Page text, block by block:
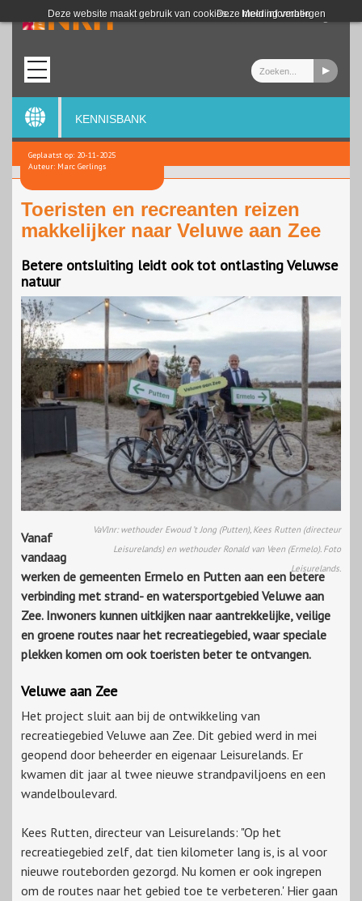
Deze website maakt gebruik van cookies. Meer informatie
Deze melding verbergen
Login
KENNISBANK
Geplaatst op: 20-11-2025
Auteur: Marc Gerlings
Toeristen en recreanten reizen
makkelijker naar Veluwe aan Zee
Betere ontsluiting leidt ook tot ontlasting Veluwse
natuur
VaVlnr: wethouder Ewoud ’t Jong (Putten), Kees Rutten (directeur
Leisurelands) en wethouder Ronald van Veen (Ermelo). Foto
Leisurelands.
Vanaf
vandaag
werken de gemeenten Ermelo en Putten aan een betere
verbinding met strand- en watersportgebied Veluwe aan
Zee. Inwoners kunnen uitkijken naar aantrekkelijke, veilige
en groene routes naar het recreatiegebied, waar speciale
plekken komen om ook toeristen beter te ontvangen.
Veluwe aan Zee
Het project sluit aan bij de ontwikkeling van
recreatiegebied Veluwe aan Zee. Dit gebied werd in mei
geopend door beheerder en eigenaar Leisurelands. Er
kwamen dit jaar al twee nieuwe strandpaviljoens en een
wandelboulevard.
Kees Rutten, directeur van Leisurelands: "Op het
recreatiegebied zelf, dat tien kilometer lang is, is al voor
nieuwe routeborden gezorgd. Nu komen er ook ingrepen
om de routes naar het gebied toe te verbeteren.' Hier gaan